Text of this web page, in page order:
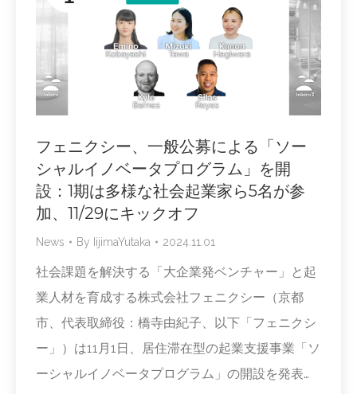
フェニクシー、一般公募による「ソー
シャルイノベータプログラム」を開
設：1期は多様な社会起業家ら5名が参
加、11/29にキックオフ
News By IijimaYutaka 2024.11.01
社会課題を解決する「大企業発ベンチャー」と起
業人材を育成する株式会社フェニクシー（京都
市、代表取締役：橋寺由紀子、以下「フェニクシ
ー」）は11月1日、居住滞在型の起業支援事業「ソ
ーシャルイノベータプログラム」の開設を発表…